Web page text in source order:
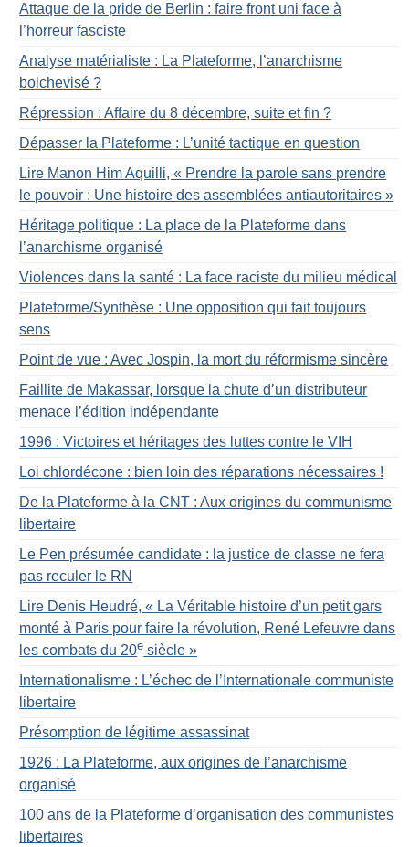
Attaque de la pride de Berlin : faire front uni face à
l’horreur fasciste
Analyse matérialiste : La Plateforme, l’anarchisme
bolchevisé ?
Répression : Affaire du 8 décembre, suite et fin ?
Dépasser la Plateforme : L’unité tactique en question
Lire Manon Him Aquilli, « Prendre la parole sans prendre
le pouvoir : Une histoire des assemblées antiautoritaires »
Héritage politique : La place de la Plateforme dans
l’anarchisme organisé
Violences dans la santé : La face raciste du milieu médical
Plateforme/Synthèse : Une opposition qui fait toujours
sens
Point de vue : Avec Jospin, la mort du réformisme sincère
Faillite de Makassar, lorsque la chute d’un distributeur
menace l’édition indépendante
1996 : Victoires et héritages des luttes contre le VIH
Loi chlordécone : bien loin des réparations nécessaires !
De la Plateforme à la CNT : Aux origines du communisme
libertaire
Le Pen présumée candidate : la justice de classe ne fera
pas reculer le RN
Lire Denis Heudré, « La Véritable histoire d’un petit gars
monté à Paris pour faire la révolution, René Lefeuvre dans
les combats du 20esiècle »
Internationalisme : L’échec de l’Internationale communiste
libertaire
Présomption de légitime assassinat
1926 : La Plateforme, aux origines de l’anarchisme
organisé
100 ans de la Plateforme d’organisation des communistes
libertaires